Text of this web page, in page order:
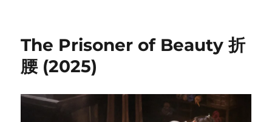
The Prisoner of Beauty 折
腰 (2025)